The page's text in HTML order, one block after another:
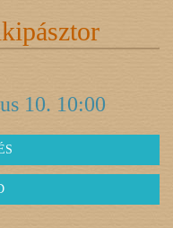
10. 10:00